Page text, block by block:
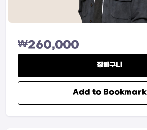
₩260,000
장바구니
Add to Bookmark